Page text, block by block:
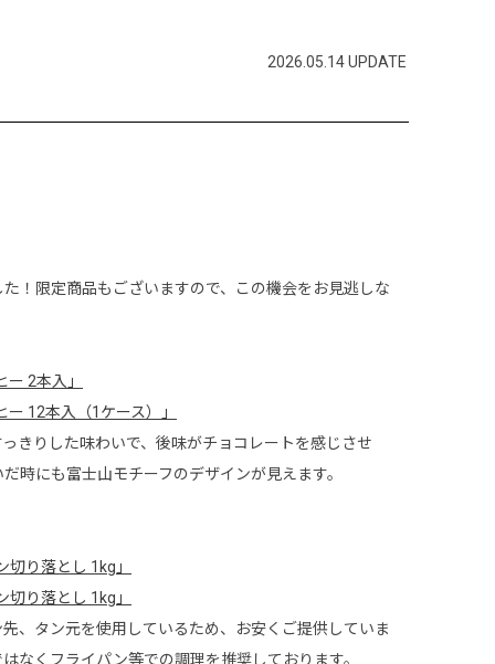
2026.05.14 UPDATE
！限定商品もございますので、この機会をお見逃しな
2本入」
12本入（1ケース）」
きりした味わいで、後味がチョコレートを感じさせ
時にも富士山モチーフのデザインが見えます。
り落とし 1kg」
り落とし 1kg」
、タン元を使用しているため、お安くご提供していま
なくフライパン等での調理を推奨しております。